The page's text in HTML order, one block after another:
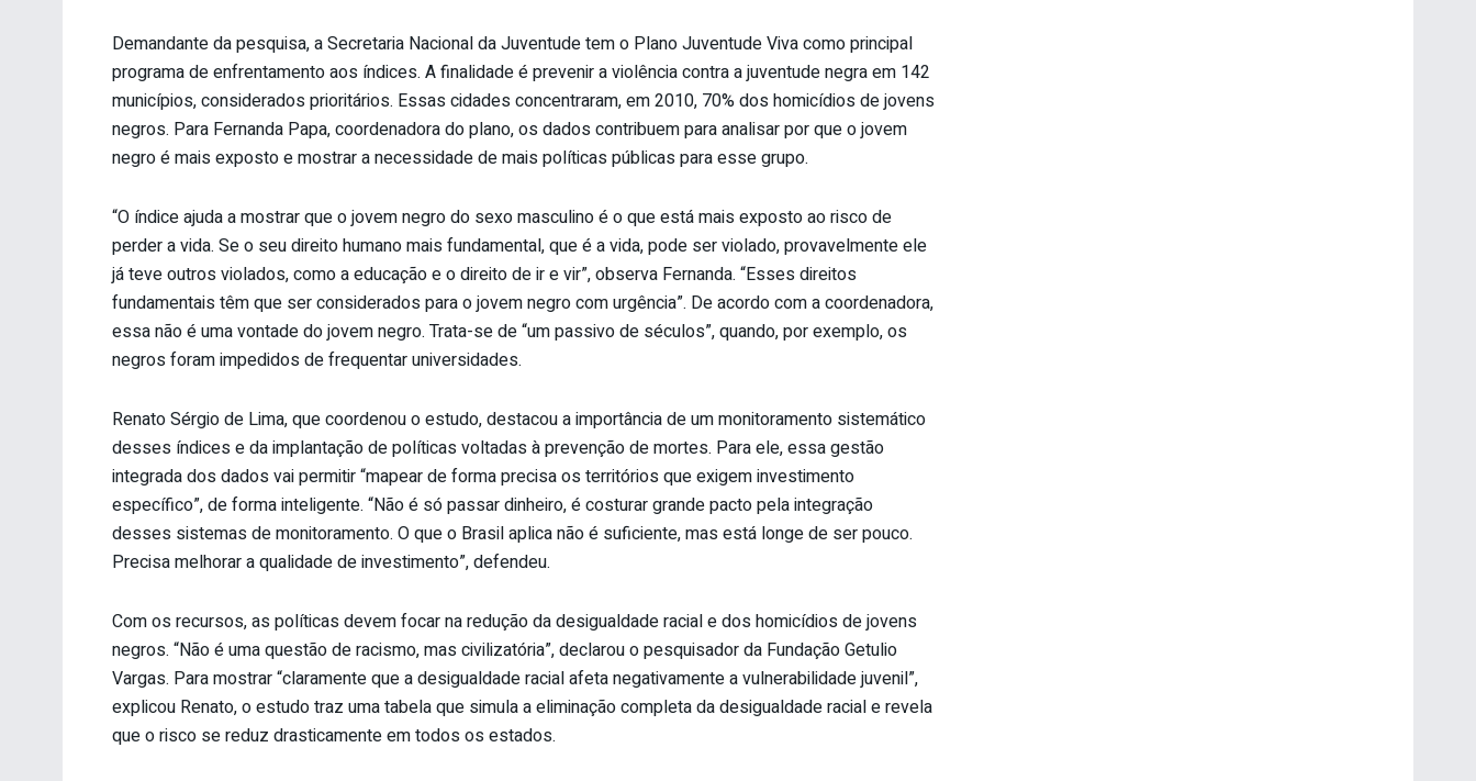
Demandante da pesquisa, a Secretaria Nacional da Juventude tem o Plano Juventude Viva como principal
programa de enfrentamento aos índices. A finalidade é prevenir a violência contra a juventude negra em 142
municípios, considerados prioritários. Essas cidades concentraram, em 2010, 70% dos homicídios de jovens
negros. Para Fernanda Papa, coordenadora do plano, os dados contribuem para analisar por que o jovem
negro é mais exposto e mostrar a necessidade de mais políticas públicas para esse grupo.
“O índice ajuda a mostrar que o jovem negro do sexo masculino é o que está mais exposto ao risco de
perder a vida. Se o seu direito humano mais fundamental, que é a vida, pode ser violado, provavelmente ele
já teve outros violados, como a educação e o direito de ir e vir”, observa Fernanda. “Esses direitos
fundamentais têm que ser considerados para o jovem negro com urgência”. De acordo com a coordenadora,
essa não é uma vontade do jovem negro. Trata-se de “um passivo de séculos”, quando, por exemplo, os
negros foram impedidos de frequentar universidades.
Renato Sérgio de Lima, que coordenou o estudo, destacou a importância de um monitoramento sistemático
desses índices e da implantação de políticas voltadas à prevenção de mortes. Para ele, essa gestão
integrada dos dados vai permitir “mapear de forma precisa os territórios que exigem investimento
específico”, de forma inteligente. “Não é só passar dinheiro, é costurar grande pacto pela integração
desses sistemas de monitoramento. O que o Brasil aplica não é suficiente, mas está longe de ser pouco.
Precisa melhorar a qualidade de investimento”, defendeu.
Com os recursos, as políticas devem focar na redução da desigualdade racial e dos homicídios de jovens
negros. “Não é uma questão de racismo, mas civilizatória”, declarou o pesquisador da Fundação Getulio
Vargas. Para mostrar “claramente que a desigualdade racial afeta negativamente a vulnerabilidade juvenil”,
explicou Renato, o estudo traz uma tabela que simula a eliminação completa da desigualdade racial e revela
que o risco se reduz drasticamente em todos os estados.